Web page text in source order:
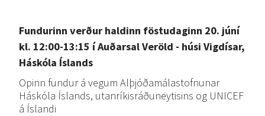
Fundurinn verður haldinn föstudaginn 20. júní
kl. 12:00-13:15 í Auðarsal Veröld - húsi Vigdísar,
Háskóla Íslands
Opinn fundur á vegum Alþjóðamálastofnunar
Háskóla Íslands, utanríkisráðuneytisins og UNICEF
á Íslandi